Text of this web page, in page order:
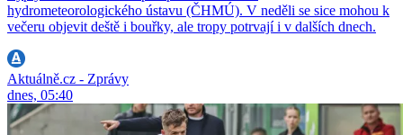
hydrometeorologického ústavu (ČHMÚ). V neděli se sice mohou k
večeru objevit deště i bouřky, ale tropy potrvají i v dalších dnech.
Aktuálně.cz - Zprávy
dnes, 05:40